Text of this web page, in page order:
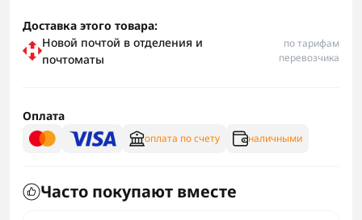
Доставка этого товара:
Новой почтой в отделения и
почтоматы
по тарифам
перевозчика
Оплата
оплата по счету наличными
Часто покупают вместе